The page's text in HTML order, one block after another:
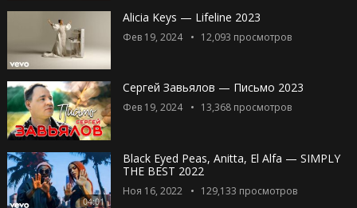
Alicia Keys — Lifeline 2023
Фев 19, 2024 12,093 просмотров
Сергей Завьялов — Письмо 2023
Фев 19, 2024 13,368просмотров
04:01
Black Eyed Peas, Anitta, El Alfa — SIMPLY
THE BEST 2022
Ноя 16, 2022 129,133 просмотров